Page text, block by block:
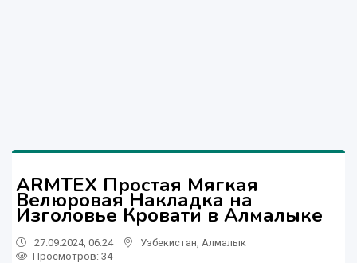
ARMTEX Простая Мягкая
Велюровая Накладка на
Изголовье Кровати в Алмалыке
27.09.2024, 06:24 Узбекистан Алмалык
Просмотров: 34